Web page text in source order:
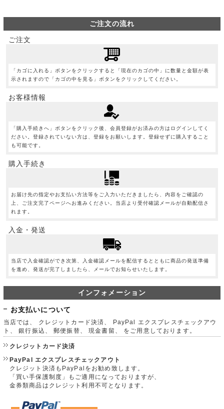
ご注文の流れ
ご注文
「カゴに入れる」ボタンをクリックすると「現在のカゴの中」に数量と金額が表
示されますので「カゴの中を見る」ボタンをクリックしてください。
お客様情報
「購入手続きへ」ボタンをクリック後、会員登録がお済みの方はログインしてく
ださい。登録されていない方は、登録をお願いします。登録せずに購入すること
も可能です。
購入手続き
お届け先の指定やお支払い方法等をご入力いただきましたら、内容をご確認の
上、ご注文完了ページへお進みください。当店より受付確認メールが自動配信さ
れます。
入金・発送
当店で入金確認ができ次第、入金確認メールを配信するとともに商品の発送準備
を進め、発送が完了しましたら、メールでお知らせいたします。
インフォメーション
お支払いについて
当店では、 クレジットカード決済、 PayPal エクスプレスチェックアウ
ト、 銀行振込、 郵便振替、 現金書留、 をご用意しております。
クレジットカード決済
PayPal エクスプレスチェックアウト
クレジット決済もPayPalをお勧め致します。
「買い手保護制度」もご適用になっておりますが、
金券類商品はクレジット利用不可となります。